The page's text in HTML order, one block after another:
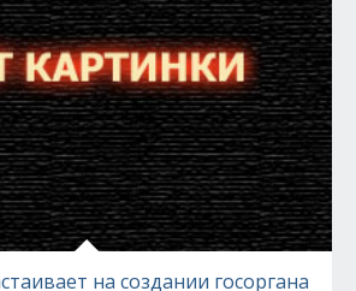
на создании госоргана